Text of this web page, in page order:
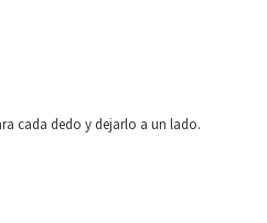
cada dedo y dejarlo a un lado.